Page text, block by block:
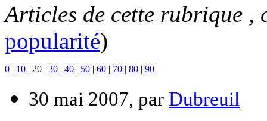
Articles de cette rubrique ,
popularité)
0 | 10 | 20 | 30 | 40 | 50 | 60 | 70 | 80 | 90
30 mai 2007, par Dubreuil